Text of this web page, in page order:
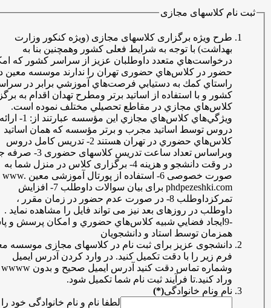
نام کلاسهای مجازی
طرح ویژه برگزاری کلاسهای مجازی (ویژه کنکور وزارت
بهداشت) با توجه به شرایط فعلی کشور وهمچنین بنا به
درخواست‌هاي متعدد داوطلبان عزيز از سراسر كشور كه امكان
حضور در كلاس‌هاي حضوری تهران را ندارند موسسه معین در
راستاي كمك به دستيابي فرصت‌هاي آموزشي برابر در سراسر
كشور و با استفاده از اساتید برتر ومطرح تهدان اقدام به برگزاري
كلاس‌هاي مجازي در مقاطع تحصيلي مختلف نموده است.
ويژگي‌هاي كلاس‌هاي مجازي اين مؤسسه عبارتند از: 1- ارائه
دروس توسط اساتيد مجرب و برتر مؤسسه كه همان اساتيد
كلاس‌هاي حضوري در تهران هستند 2- تدریس کامل دروس
وبراساس تعداد ساعت تدریس کلاسهای حضوری 3- صرفه جویی
در وقت دانشجو و هزینه 4- برگزاری کلاس در منزل شما به
صورت خصوصی 6- استفاده از پورتال آموزشی معین www.
phdpezeshki.com برای بیان سوالات داوطلب 7- افزایش
تمرکزداوطلب 8- در صورت عدم حضور در زمان مقرر ،
داوطلب در روزهای بعد نیز می تواند فایل را مشاهده نماید .
-9ايجاد فضايي شبيه كلاس‌هاي حضوري و امكان پرسش و پاسخ
همزمان توسط استاد و دانشجویان
دانشجوی عزیز برای ثبت نام در کلاسهای مجازی موسسه معین
فرم زیر را با دقت تکمیل کنید. در وارد کردن آدرس ایمیل
وشماره تماس دقت کنید آدرس ایمیل صحیح و بدون wwww را
وراد کنید.تا فرآیند ثبت نام شما تکمیل شود.
نام ونام خانوادگی(*)
لطفا نام و نام خانوادگی خود را